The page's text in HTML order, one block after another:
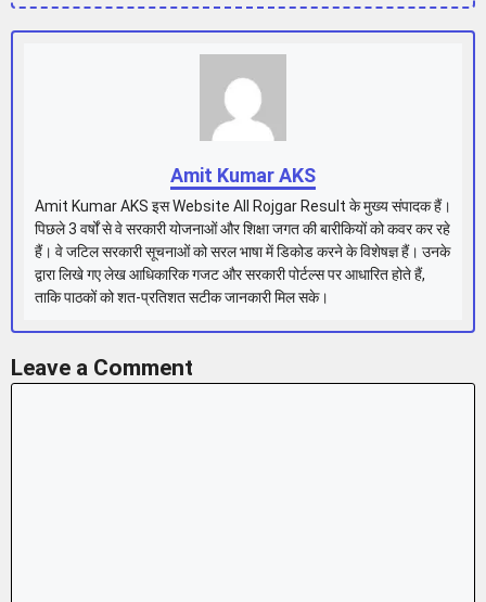
Amit Kumar AKS
Amit Kumar AKS इस Website All Rojgar Result के मुख्य संपादक हैं।
पिछले 3 वर्षों से वे सरकारी योजनाओं और शिक्षा जगत की बारीकियों को कवर कर रहे
हैं। वे जटिल सरकारी सूचनाओं को सरल भाषा में डिकोड करने के विशेषज्ञ हैं। उनके
द्वारा लिखे गए लेख आधिकारिक गजट और सरकारी पोर्टल्स पर आधारित होते हैं,
ताकि पाठकों को शत-प्रतिशत सटीक जानकारी मिल सके।
Leave a Comment